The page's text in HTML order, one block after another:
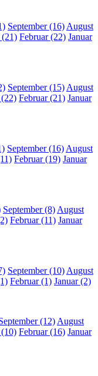
September (16) August
Februar (22) Januar
September (15) August
Februar (21) Januar
September (16) August
Februar (19) Januar
September (8) August
Februar (11) Januar
September (10) August
Februar (1) Januar (2)
(12) August
Februar (16) Januar